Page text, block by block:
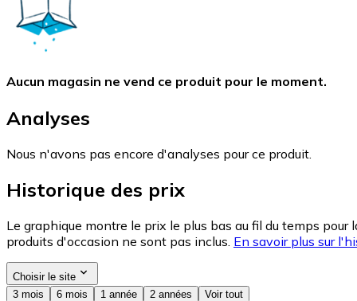
Aucun magasin ne vend ce produit pour le moment.
Analyses
Nous n'avons pas encore d'analyses pour ce produit.
Historique des prix
Le graphique montre le prix le plus bas au fil du temps
produits d'occasion ne sont pas inclus. En savoir plus sur
Choisir le site
3 mois
6 mois 1 année 2 années Voir tout